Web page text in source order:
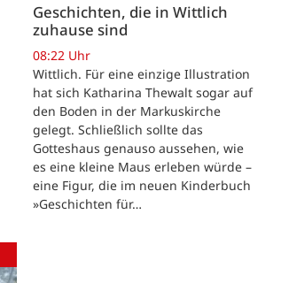
Geschichten, die in Wittlich
zuhause sind
08:22 Uhr
Wittlich. Für eine einzige Illustration
hat sich Katharina Thewalt sogar auf
den Boden in der Markuskirche
gelegt. Schließlich sollte das
Gotteshaus genauso aussehen, wie
es eine kleine Maus erleben würde –
eine Figur, die im neuen Kinderbuch
»Geschichten für…